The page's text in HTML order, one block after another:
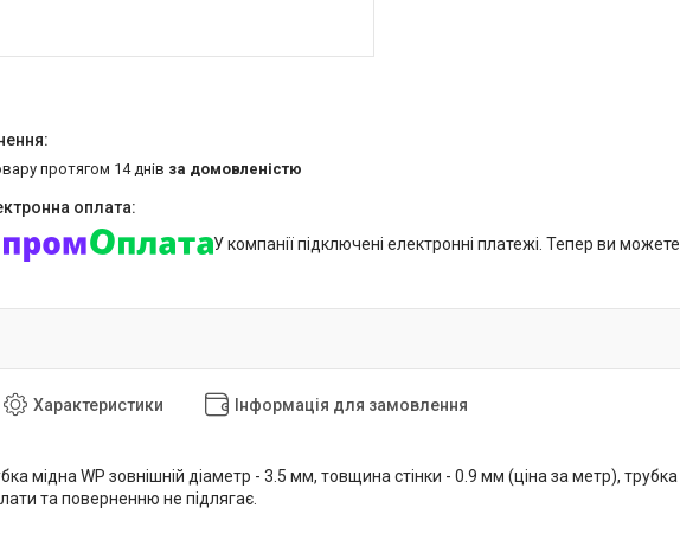
протягом 14 днів за домовленістю
У компанії підключені електронні платежі. Тепер ви
Характеристики Інформація для замовлення
мідна WP зовнішній діаметр - 3.5 мм, товщина стінки - 0.9 мм (ціна за метр),
та поверненню не підлягає.